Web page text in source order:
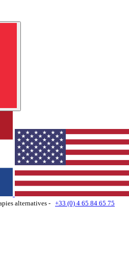
alternatives - +33 (0) 4 65 84 65 75